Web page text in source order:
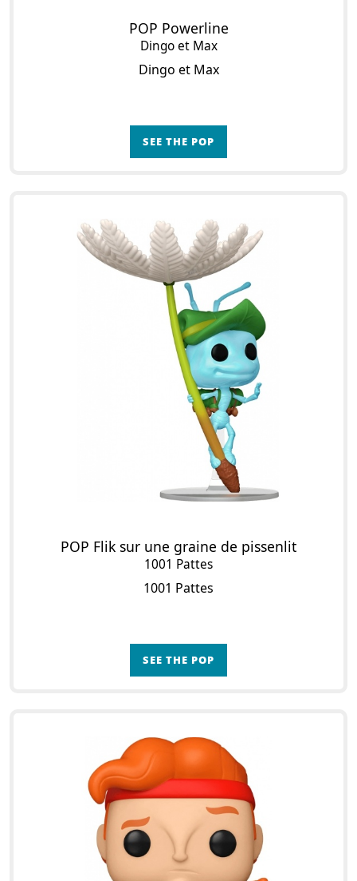
POP Powerline
Dingo et Max
Dingo et Max
SEE THE POP
POP Flik sur une graine de pissenlit
1001 Pattes
1001 Pattes
SEE THE POP